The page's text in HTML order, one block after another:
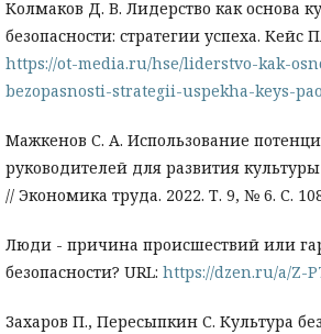
Колмаков Д. В. Лидерство как основа
безопасности: стратегии успеха. Кейс
https://ot-media.ru/hse/liderstvo-kak-
bezopasnosti-strategii-uspekha-keys-
Мажкенов С. А. Использование
руководителей для развития
// Экономика труда. 2022. Т. 9, № 6. С.
Люди - причина происшествий или
безопасности? URL: https://dzen.ru/a/Z-
Захаров П., Пересыпкин С. Культура